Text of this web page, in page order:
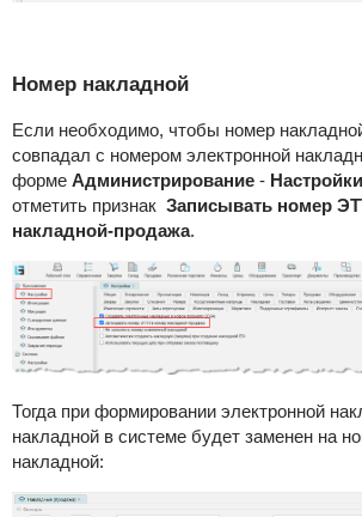
Номер накладной
Если необходимо, чтобы номер
совпадал с номером электронной
форме Администрирование - Настройки
отметить признак Записывать номер
накладной-продажа.
Тогда при формировании электронной
накладной в системе будет заменен на
накладной: